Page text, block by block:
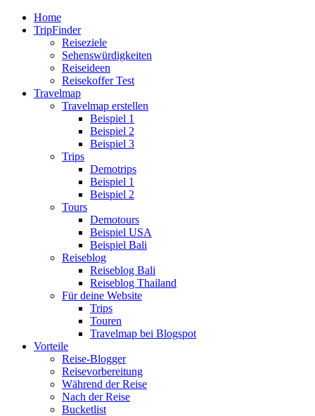
Home
TripFinder
Reiseziele
Sehenswürdigkeiten
Reiseideen
Reisekoffer Test
Travelmap
Travelmap erstellen
Beispiel 1
Beispiel 2
Beispiel 3
Trips
Demotrips
Beispiel 1
Beispiel 2
Tours
Demotours
Beispiel USA
Beispiel Bali
Reiseblog
Reiseblog Bali
Reiseblog Thailand
Für deine Website
Trips
Touren
Travelmap bei Blogspot
Vorteile
Reise-Blogger
Reisevorbereitung
Während der Reise
Nach der Reise
Bucketlist